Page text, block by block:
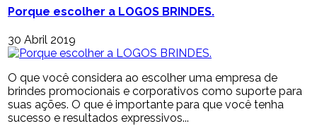
Porque escolher a LOGOS BRINDES.
30 Abril 2019
O que você considera ao escolher uma empresa de
brindes promocionais e corporativos como suporte para
suas ações. O que é importante para que você tenha
sucesso e resultados expressivos...